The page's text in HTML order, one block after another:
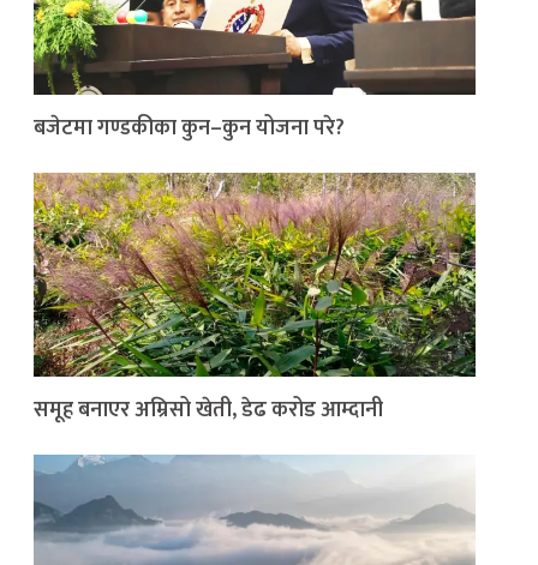
बजेटमा गण्डकीका कुन–कुन योजना परे?
समूह बनाएर अम्रिसो खेती, डेढ करोड आम्दानी